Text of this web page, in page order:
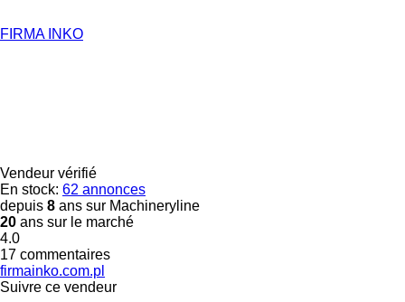
FIRMA INKO
Vendeur vérifié
En stock: 62 annonces
depuis 8 ans sur Machineryline
20 ans sur le marché
4.0
17 commentaires
firmainko.com.pl
Suivre ce vendeur